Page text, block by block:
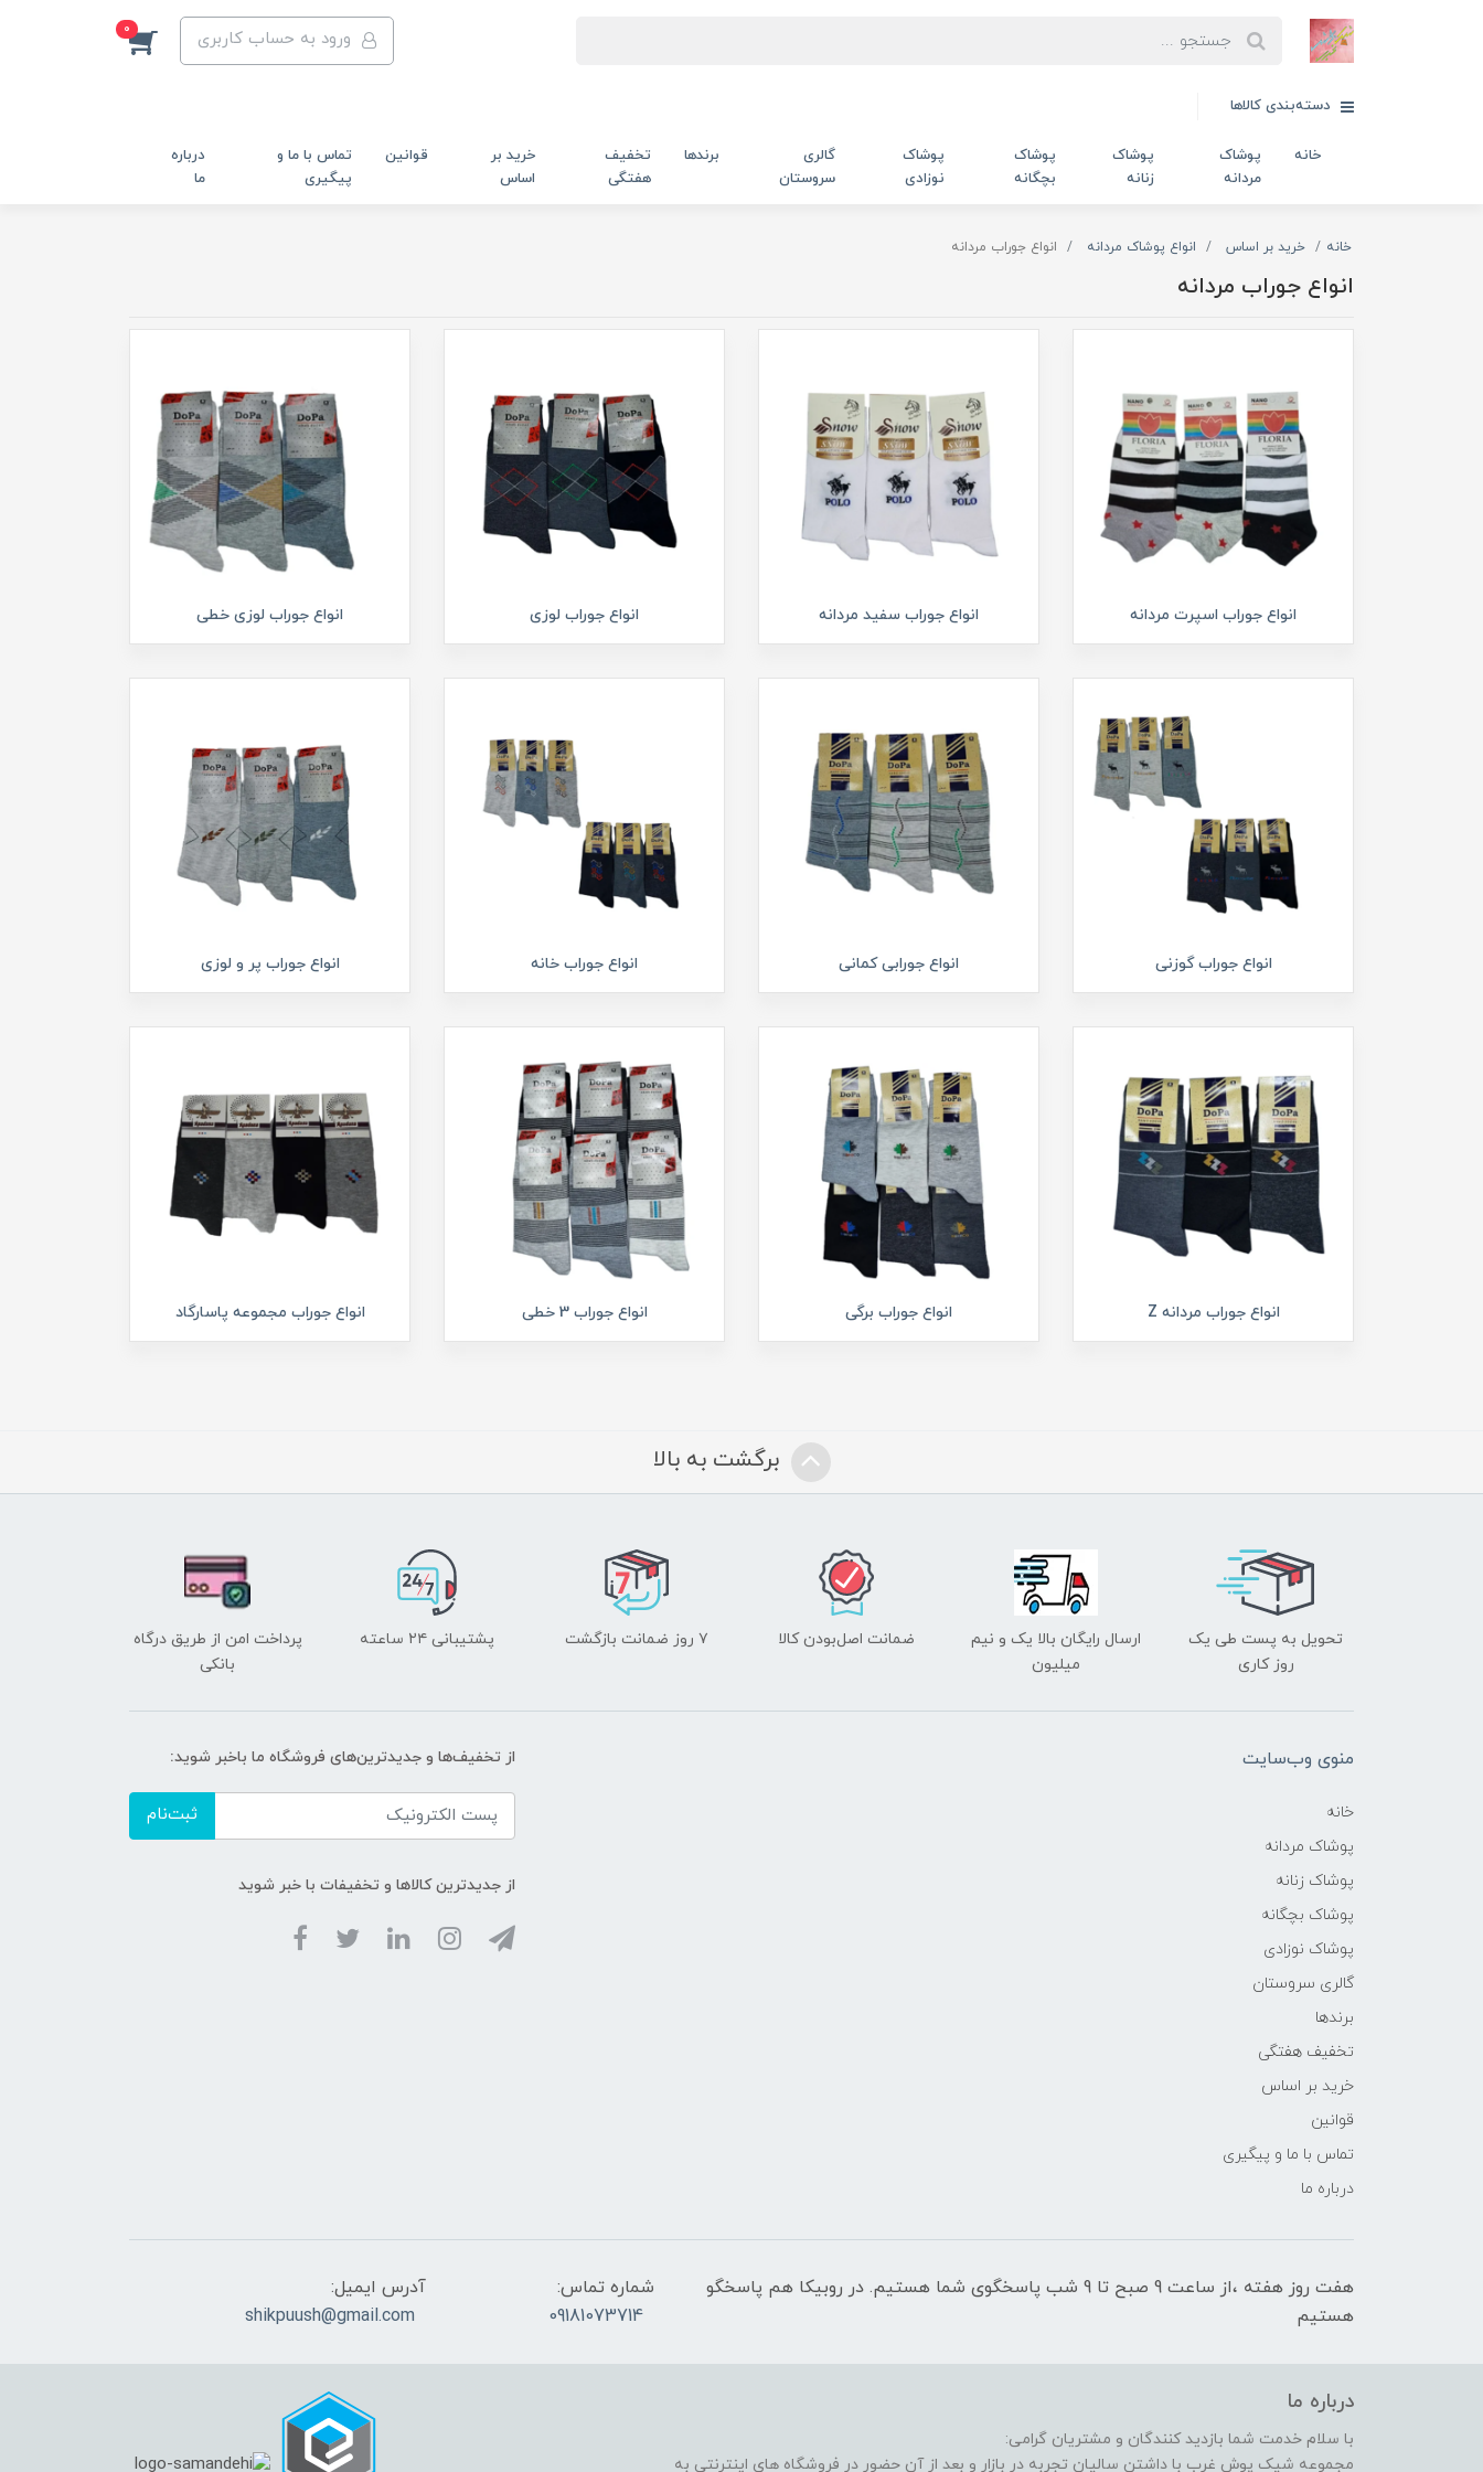
ورود به حساب کاربری 0
دسته‌بندی کالاها
خانه
پوشاک
مردانه
پوشاک
زنانه
پوشاک
بچگانه
پوشاک
نوزادی
گالری
سروستان
برندها
تخفیف
هفتگی
خرید بر
اساس
قوانین
تماس با ما و
پیگیری
درباره
ما
خانه خرید بر اساس انواع پوشاک مردانه انواع جوراب مردانه
انواع جوراب مردانه
انواع جوراب اسپرت مردانه انواع جوراب سفید مردانه انواع جوراب لوزی انواع جوراب لوزی خطی
انواع جوراب گوزنی انواع جورابی کمانی انواع جوراب خانه انواع جوراب پر و لوزی
انواع جوراب مردانه Z انواع جوراب برگی انواع جوراب 3 خطی انواع جوراب مجموعه پاسارگاد
برگشت به بالا
تحویل به پست طی یک
روز کاری
ارسال رایگان بالا یک و نیم
میلیون
ضمانت اصل‌بودن کالا ۷ روز ضمانت بازگشت پشتیبانی ۲۴ ساعته
پرداخت امن از طریق درگاه
بانکی
منوی وب‌سایت
خانه
پوشاک مردانه
پوشاک زنانه
پوشاک بچگانه
پوشاک نوزادی
گالری سروستان
برندها
تخفیف هفتگی
خرید بر اساس
قوانین
تماس با ما و پیگیری
درباره ما
از تخفیف‌ها و جدیدترین‌های فروشگاه ما باخبر شوید:
ثبت‌نام
از جدیدترین کالاها و تخفیفات با خبر شوید
هفت روز هفته ،از ساعت 9 صبح تا 9 شب پاسخگوی شما هستیم. در روبیکا هم پاسخگو
هستیم
شماره تماس:
09181073714
آدرس ایمیل:
shikpuush@gmail.com
درباره ما
با سلام خدمت شما بازدید کنندگان و مشتریان گرامی:
مجموعه شیک پوش غرب با داشتن سالیان تجربه در بازار و بعد از آن حضور در فروشگاه های اینترنتی به